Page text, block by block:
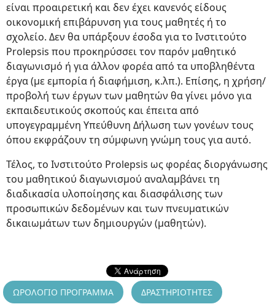
είναι προαιρετική και δεν έχει κανενός είδους
οικονομική επιβάρυνση για τους μαθητές ή το
σχολείο. Δεν θα υπάρξουν έσοδα για το Ινστιτούτο
Prolepsis που προκηρύσσει τον παρόν μαθητικό
διαγωνισμό ή για άλλον φορέα από τα υποβληθέντα
έργα (με εμπορία ή διαφήμιση, κ.λπ.). Επίσης, η χρήση/
προβολή των έργων των μαθητών θα γίνει μόνο για
εκπαιδευτικούς σκοπούς και έπειτα από
υπογεγραμμένη Υπεύθυνη Δήλωση των γονέων τους
όπου εκφράζουν τη σύμφωνη γνώμη τους για αυτό.
Τέλος, το Ινστιτούτο Prolepsis ως φορέας διοργάνωσης
του μαθητικού διαγωνισμού αναλαμβάνει τη
διαδικασία υλοποίησης και διασφάλισης των
προσωπικών δεδομένων και των πνευματικών
δικαιωμάτων των δημιουργών (μαθητών).
ΩΡΟΛΟΓΙΟ ΠΡΟΓΡΑΜΜΑ ΔΡΑΣΤΗΡΙΟΤΗΤΕΣ